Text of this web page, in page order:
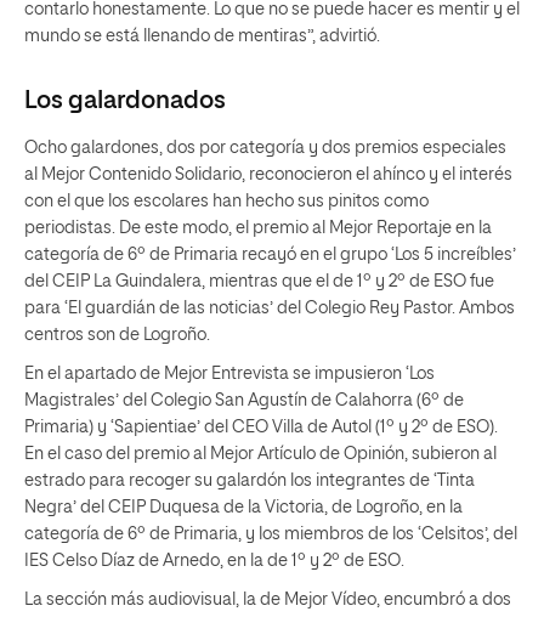
contarlo honestamente. Lo que no se puede hacer es mentir y el
mundo se está llenando de mentiras”, advirtió.
Los galardonados
Ocho galardones, dos por categoría y dos premios especiales
al Mejor Contenido Solidario, reconocieron el ahínco y el interés
con el que los escolares han hecho sus pinitos como
periodistas. De este modo, el premio al Mejor Reportaje en la
categoría de 6º de Primaria recayó en el grupo ‘Los 5 increíbles’
del CEIP La Guindalera, mientras que el de 1º y 2º de ESO fue
para ‘El guardián de las noticias’ del Colegio Rey Pastor. Ambos
centros son de Logroño.
En el apartado de Mejor Entrevista se impusieron ‘Los
Magistrales’ del Colegio San Agustín de Calahorra (6º de
Primaria) y ‘Sapientiae’ del CEO Villa de Autol (1º y 2º de ESO).
En el caso del premio al Mejor Artículo de Opinión, subieron al
estrado para recoger su galardón los integrantes de ‘Tinta
Negra’ del CEIP Duquesa de la Victoria, de Logroño, en la
categoría de 6º de Primaria, y los miembros de los ‘Celsitos’, del
IES Celso Díaz de Arnedo, en la de 1º y 2º de ESO.
La sección más audiovisual, la de Mejor Vídeo, encumbró a dos